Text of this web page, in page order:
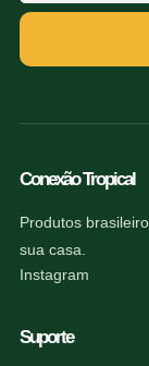
Conexão Tropical
Produtos
sua casa.
Instagram
Suporte